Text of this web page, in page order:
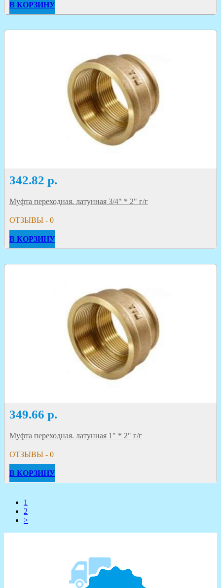
В КОРЗИНУ
342.82 р.
Муфта переходная. латунная 3/4" * 2" г/г
ОТЗЫВЫ - 0
В КОРЗИНУ
349.66 р.
Муфта переходная. латунная 1" * 2" г/г
ОТЗЫВЫ - 0
В КОРЗИНУ
1
2
>